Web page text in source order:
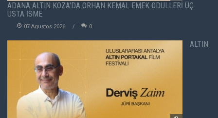
ADANA ALTIN KOZA'DA ORHAN KEMAL EMEK ÖDÜLLERİ ÜÇ
USTA İSME
07 Agustos 2026 0
ALTIN